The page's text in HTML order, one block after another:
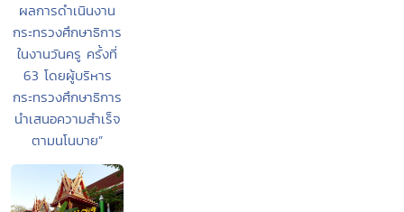
ผลการดำเนินงาน
กระทรวงศึกษาธิการ
ในงานวันครู ครั้งที่
63 โดยผู้บริหาร
กระทรวงศึกษาธิการ
นำเสนอความสำเร็จ
ตามนโนบาย”